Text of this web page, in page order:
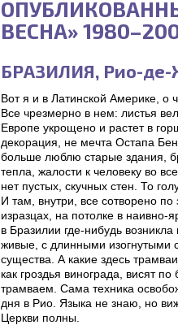
ВЕСНА»
БРАЗИЛИЯ, Рио-де-
Вот я и в Латинской Америке, о
Все чрезмерно в нем: листья
Европе укрощено и растет в
декорация, не мечта Остапа
больше люблю старые здания,
тепла, жалости к человеку во
нет пустых, скучных стен. То
И там, внутри, все сотворено по
изразцах, на потолке в
в Бразилии где-нибудь
живые, с длинными изогнутыми
существа. А какие здесь
как гроздья винограда, висят
трамваем. Сама техника
дня в Рио. Языка не знаю, но
Церкви полны.